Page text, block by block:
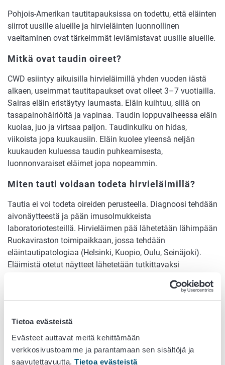
Tietoa evästeistä
Evästeet auttavat meitä kehittämään
verkkosivustoamme ja parantamaan sen sisältöjä ja
saavutettavuutta. Tietoa evästeistä
Pohjois-Amerikan tautitapauksissa on todettu, että eläinten
siirrot uusille alueille ja hirvieläinten luonnollinen
vaeltaminen ovat tärkeimmät leviämistavat uusille alueille.
Mitkä ovat taudin oireet?
CWD esiintyy aikuisilla hirvieläimillä yhden vuoden iästä
alkaen, useimmat tautitapaukset ovat olleet 3–7 vuotiailla.
Sairas eläin eristäytyy laumasta. Eläin kuihtuu, sillä on
tasapainohäiriöitä ja vapinaa. Taudin loppuvaiheessa eläin
kuolaa, juo ja virtsaa paljon. Taudinkulku on hidas,
viikoista jopa kuukausiin. Eläin kuolee yleensä neljän
kuukauden kuluessa taudin puhkeamisesta,
luonnonvaraiset eläimet jopa nopeammin.
Miten tauti voidaan todeta hirvieläimillä?
Tautia ei voi todeta oireiden perusteella. Diagnoosi tehdään
aivonäytteestä ja pään imusolmukkeista
laboratoriotesteillä. Hirvieläimen pää lähetetään lähimpään
Ruokaviraston toimipaikkaan, jossa tehdään
eläintautipatologiaa (Helsinki, Kuopio, Oulu, Seinäjoki).
Eläimistä otetut näytteet lähetetään tutkittavaksi
CWD:hen voivat sairastua lähes kaikki Suomessa
poro, valkohäntäkauris). Kuusipeuraa pidetään taudille
vastustuskykyisenä. Pohjois-Amerikassa eniten tapauksia